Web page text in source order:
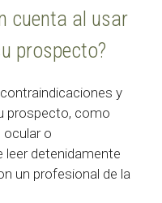
cuenta al usar
prospecto?
y
prospecto, como
ocular o
detenidamente
un profesional de la